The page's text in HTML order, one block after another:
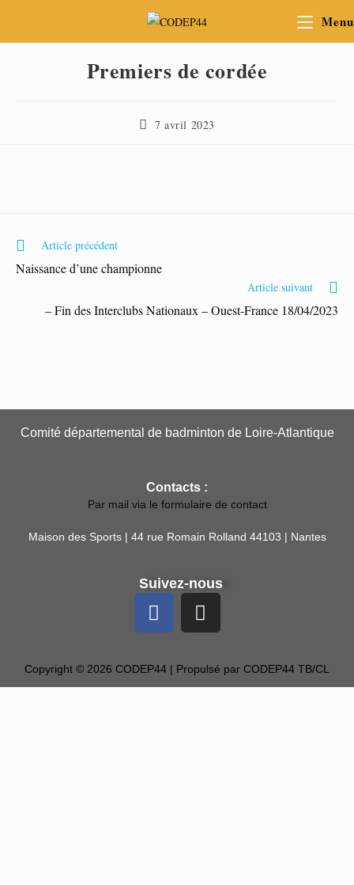
Menu
Premiers de cordée
7 avril 2023
Article précédent
Naissance d’une championne
Article suivant
– Fin des Interclubs Nationaux – Ouest-France 18/04/2023
Comité départemental de badminton de Loire-Atlantique
Contacts :
Par mail via le formulaire de contact
Maison des Sports | 44 rue Romain Rolland 44103 | Nantes
Suivez-nous
Copyright © 2026 CODEP44 | Propulsé par CODEP44 TB/CL